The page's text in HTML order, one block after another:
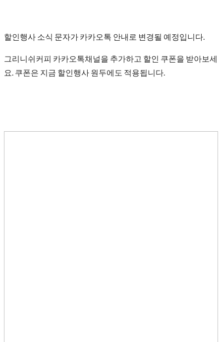
할인행사 소식 문자가 카카오톡 안내로 변경될 예정입니다.
그리니쉬커피 카카오톡채널을 추가하고 할인 쿠폰을 받아보세
요. 쿠폰은 지금 할인행사 원두에도 적용됩니다.